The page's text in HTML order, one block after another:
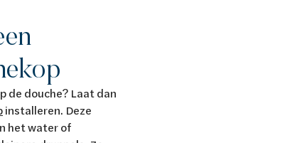
de douche? Laat dan
installeren. Deze
het water of